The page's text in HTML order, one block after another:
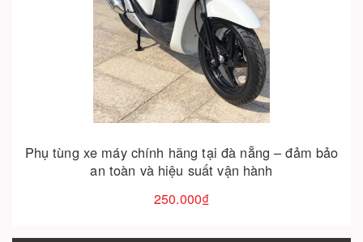
Phụ tùng xe máy chính hãng tại đà nẵng – đảm bảo
an toàn và hiệu suất vận hành
250.000₫
Cho vào giỏ hàng